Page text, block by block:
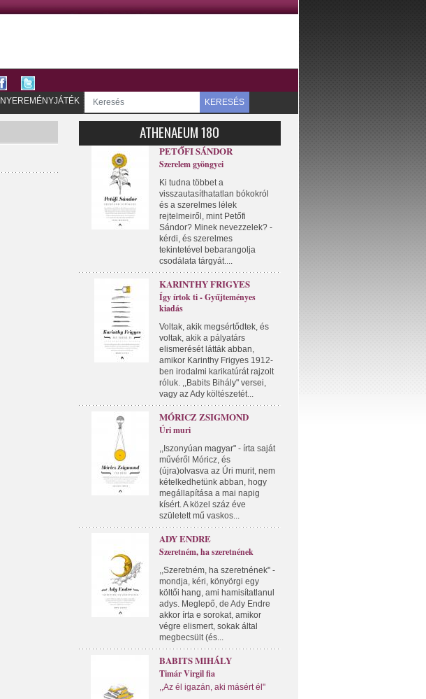
NYEREMÉNYJÁTÉK KERESÉS
ATHENAEUM 180
PETŐFI SÁNDOR
Szerelem gyöngyei
Ki tudna többet a
visszautasíthatatlan bókokról
és a szerelmes lélek
rejtelmeiről, mint Petőfi
Sándor? Minek nevezzelek? -
kérdi, és szerelmes
tekintetével bebarangolja
csodálata tárgyát....
KARINTHY FRIGYES
Így írtok ti - Gyűjteményes
kiadás
Voltak, akik megsértődtek, és
voltak, akik a pályatárs
elismerését látták abban,
amikor Karinthy Frigyes 1912-
ben irodalmi karikatúrát rajzolt
róluk. ,,Babits Bihály" versei,
vagy az Ady költészetét...
MÓRICZ ZSIGMOND
Úri muri
,,Iszonyúan magyar" - írta saját
művéről Móricz, és
(újra)olvasva az Úri murit, nem
kételkedhetünk abban, hogy
megállapítása a mai napig
kísért. A közel száz éve
született mű vaskos...
ADY ENDRE
Szeretném, ha szeretnének
,,Szeretném, ha szeretnének" -
mondja, kéri, könyörgi egy
költői hang, ami hamisítatlanul
adys. Meglepő, de Ady Endre
akkor írta e sorokat, amikor
végre elismert, sokak által
megbecsült (és...
BABITS MIHÁLY
Timár Virgil fia
,,Az él igazán, aki másért él"